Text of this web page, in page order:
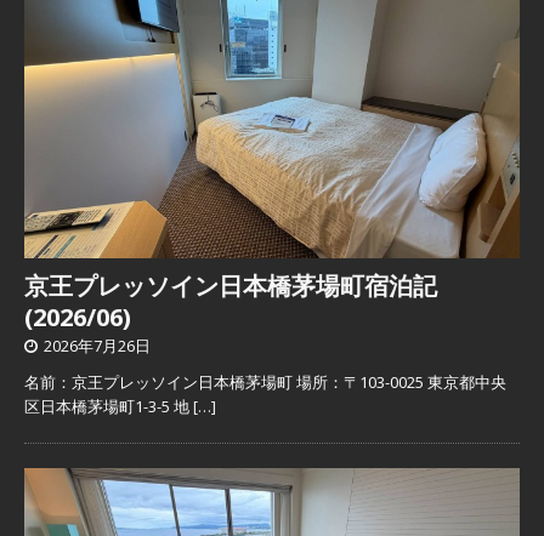
京王プレッソイン日本橋茅場町宿泊記
(2026/06)
2026年7月26日
名前：京王プレッソイン日本橋茅場町 場所：〒103-0025 東京都中央
区日本橋茅場町1-3-5 地[…]